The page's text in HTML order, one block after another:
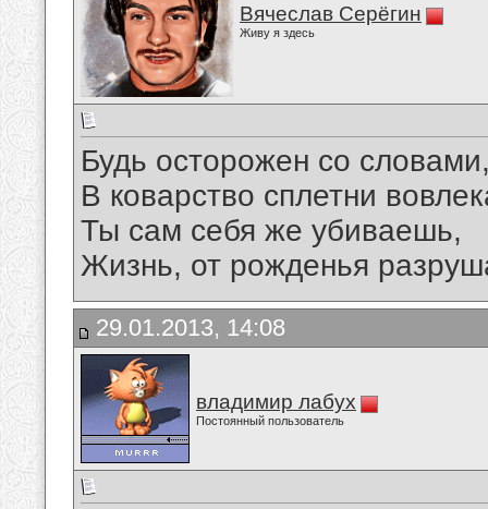
Вячеслав Серёгин
Живу я здесь
Будь осторожен со
В коварство сплетни
Ты сам себя же убиваешь,
Жизнь, от рожденья
29.01.2013, 14:08
владимир лабух
Постоянный пользователь